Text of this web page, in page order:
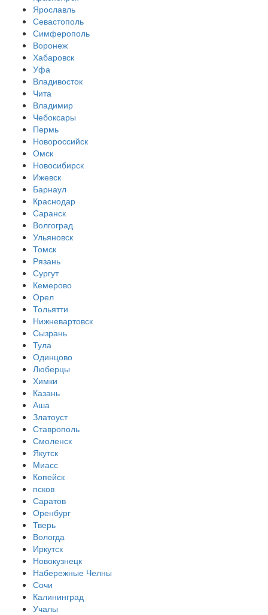
Ярославль
Севастополь
Симферополь
Воронеж
Хабаровск
Уфа
Владивосток
Чита
Владимир
Чебоксары
Пермь
Новороссийск
Омск
Новосибирск
Ижевск
Барнаул
Краснодар
Саранск
Волгоград
Ульяновск
Томск
Рязань
Сургут
Кемерово
Орел
Тольятти
Нижневартовск
Сызрань
Тула
Одинцово
Люберцы
Химки
Казань
Аша
Златоуст
Ставрополь
Смоленск
Якутск
Миасс
Копейск
псков
Саратов
Оренбург
Тверь
Вологда
Иркутск
Новокузнецк
Набережные Челны
Сочи
Калининград
Учалы